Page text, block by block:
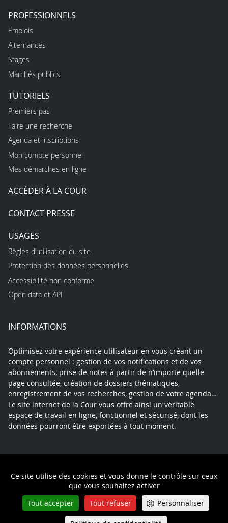
Ce site utilise des cookies et vous donne le contrôle sur ceux
que vous souhaitez activer
Tout accepter
Tout refuser Personnaliser
PROFESSIONNELS
Emplois
Alternances
Stages
Marchés publics
TUTORIELS
Premiers pas
Faire une recherche
Agenda et inscriptions
Mon compte personnel
Mes démarches en ligne
ACCÉDER À LA COUR
CONTACT PRESSE
USAGES
Règles d’utilisation du site
Protection des données personnelles
Accessibilité non conforme
Open data et API
INFORMATIONS
Optimisez votre expérience utilisateur en vous créant un
compte personnel : gestion de vos notifications et de vos
abonnements, prise de notes à partir de n’importe quelle
page consultée, création de dossiers thématiques,
enregistrement de vos recherches, gestion de votre agenda…
Le site internet de la Cour vous offre ainsi un véritable
espace de travail en ligne, fonctionnel et sécurisé, dont les
données pourront être exportées à tout moment.
Politique de confidentialité